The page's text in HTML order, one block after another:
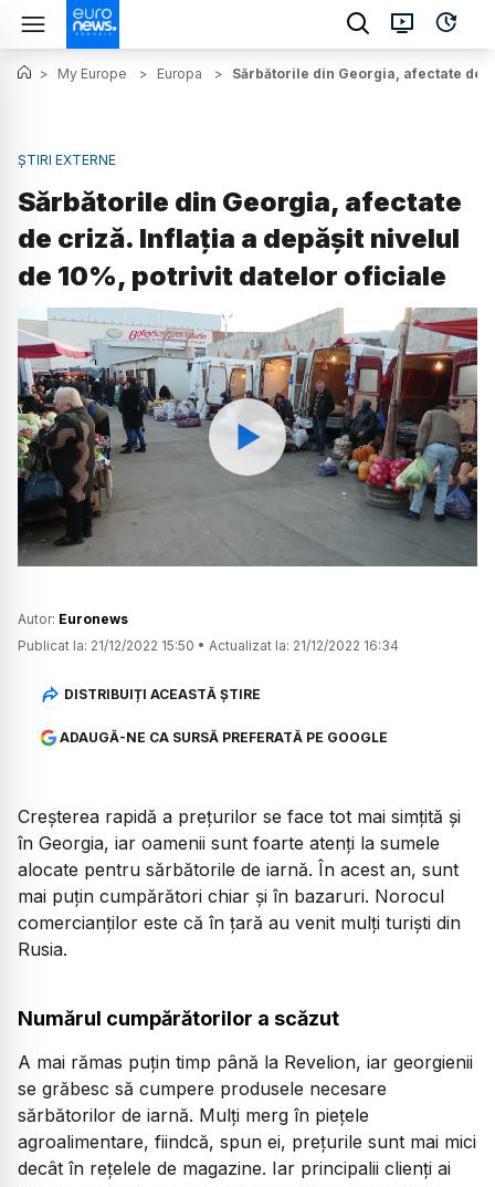
> My Europe > Europa > Sărbătorile din Georgia, afectate de
ȘTIRI EXTERNE
Sărbătorile din Georgia, afectate
de criză. Inflația a depășit nivelul
de 10%, potrivit datelor oficiale
Watch
Autor: Euronews
Publicat la: 21/12/2022 15:50 • Actualizat la: 21/12/2022 16:34
DISTRIBUIȚI ACEASTĂ ȘTIRE
ADAUGĂ-NE CA SURSĂ PREFERATĂ PE GOOGLE
Creșterea rapidă a prețurilor se face tot mai simțită și
în Georgia, iar oamenii sunt foarte atenți la sumele
alocate pentru sărbătorile de iarnă. În acest an, sunt
mai puțin cumpărători chiar și în bazaruri. Norocul
comercianților este că în țară au venit mulți turiști din
Rusia.
Numărul cumpărătorilor a scăzut
A mai rămas puțin timp până la Revelion, iar georgienii
se grăbesc să cumpere produsele necesare
sărbătorilor de iarnă. Mulți merg în piețele
agroalimentare, fiindcă, spun ei, prețurile sunt mai mici
decât în rețelele de magazine. Iar principalii clienți ai